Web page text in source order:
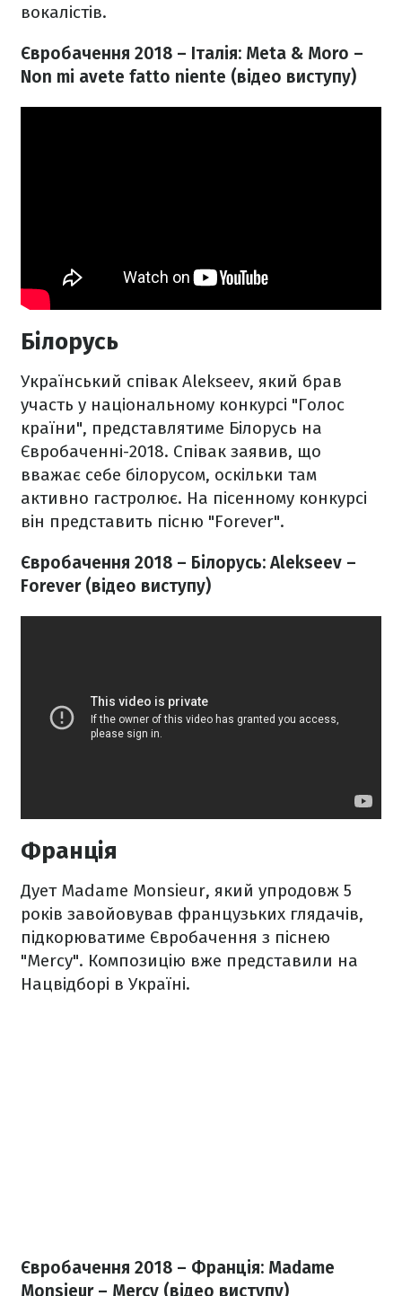
вокалістів.
Євробачення 2018 – Італія: Meta & Moro –
Non mi avete fatto niente (відео виступу)
Білорусь
Український співак Alekseev, який брав
участь у національному конкурсі "Голос
країни", представлятиме Білорусь на
Євробаченні-2018. Співак заявив, що
вважає себе білорусом, оскільки там
активно гастролює. На пісенному конкурсі
він представить пісню "Forever".
Євробачення 2018 – Білорусь: Alekseev –
Forever (відео виступу)
Франція
Дует Madame Monsieur, який упродовж 5
років завойовував французьких глядачів,
підкорюватиме Євробачення з піснею
"Mercy". Композицію вже представили на
Нацвідборі в Україні.
Євробачення 2018 – Франція: Madame
Monsieur – Mercy (відео виступу)